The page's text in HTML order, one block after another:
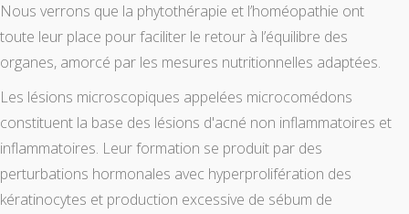
Nous verrons que la phytothérapie et l’homéopathie ont
toute leur place pour faciliter le retour à l’équilibre des
organes, amorcé par les mesures nutritionnelles adaptées.
Les lésions microscopiques appelées microcomédons
constituent la base des lésions d'acné non inflammatoires et
inflammatoires. Leur formation se produit par des
perturbations hormonales avec hyperprolifération des
kératinocytes et production excessive de sébum de